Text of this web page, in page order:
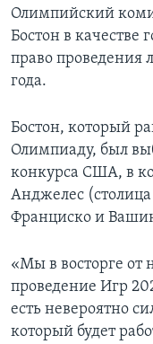
Олимпийский
Бостон в качестве
право проведения
года.
Бостон, который
Олимпиаду, был
конкурса США, в
Анджелес
Франциско и
«Мы в восторге от
проведение Игр
есть невероятно
который будет